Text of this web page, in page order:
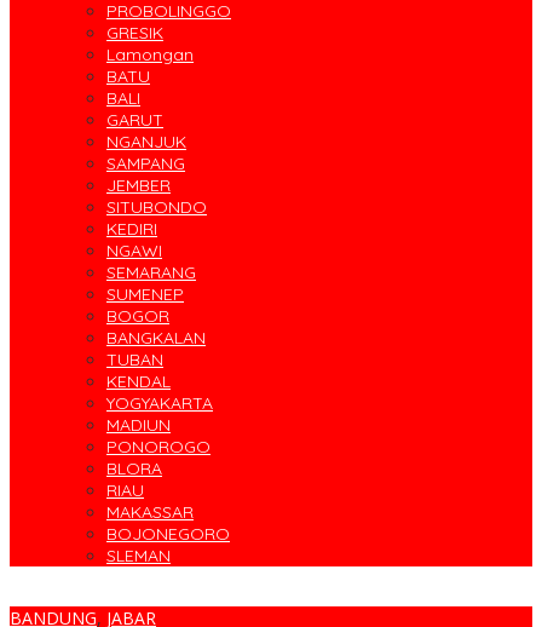
PROBOLINGGO
GRESIK
Lamongan
BATU
BALI
GARUT
NGANJUK
SAMPANG
JEMBER
SITUBONDO
KEDIRI
NGAWI
SEMARANG
SUMENEP
BOGOR
BANGKALAN
TUBAN
KENDAL
YOGYAKARTA
MADIUN
PONOROGO
BLORA
RIAU
MAKASSAR
BOJONEGORO
SLEMAN
BANDUNG, JABAR